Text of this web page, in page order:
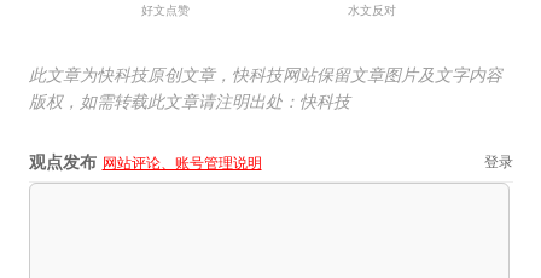
好文点赞 水文反对
此文章为快科技原创文章，快科技网站保留文章图片及文字内容
版权，如需转载此文章请注明出处：快科技
观点发布 网站评论、账号管理说明 登录